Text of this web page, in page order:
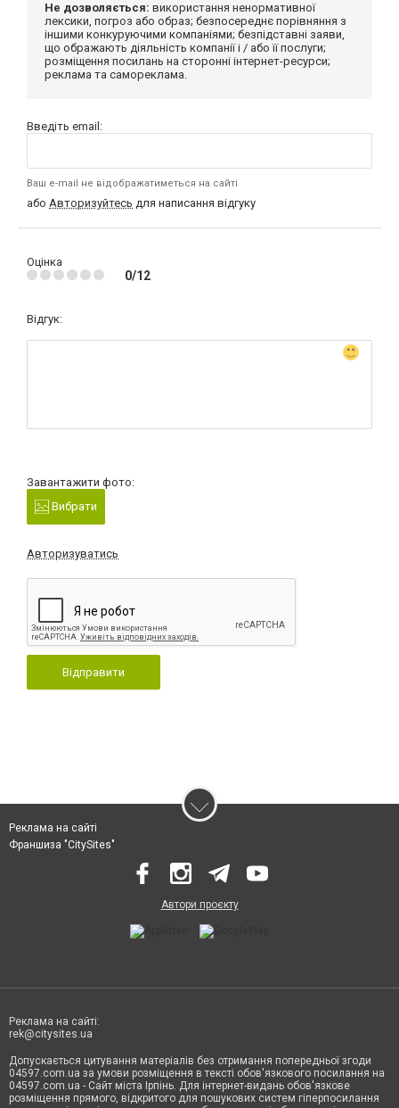
Не дозволяється: використання ненормативної
лексики, погроз або образ; безпосереднє порівняння з
іншими конкуруючими компаніями; безпідставні заяви,
що ображають діяльність компанії і / або її послуги;
розміщення посилань на сторонні інтернет-ресурси;
реклама та самореклама.
Введіть email:
Ваш e-mail не відображатиметься на сайті
або Авторизуйтесь для написання відгуку
Оцінка
0/12
Відгук:
Завантажити фото:
Вибрати
Авторизуватись
Відправити
Реклама на сайті
Франшиза "CitySites"
Автори проєкту
Реклама на сайті:
rek@citysites.ua
Допускається цитування матеріалів без отримання попередньої згоди
04597.com.ua за умови розміщення в тексті обов'язкового посилання на
04597.com.ua - Сайт міста Ірпінь. Для інтернет-видань обов'язкове
розміщення прямого, відкритого для пошукових систем гіперпосилання